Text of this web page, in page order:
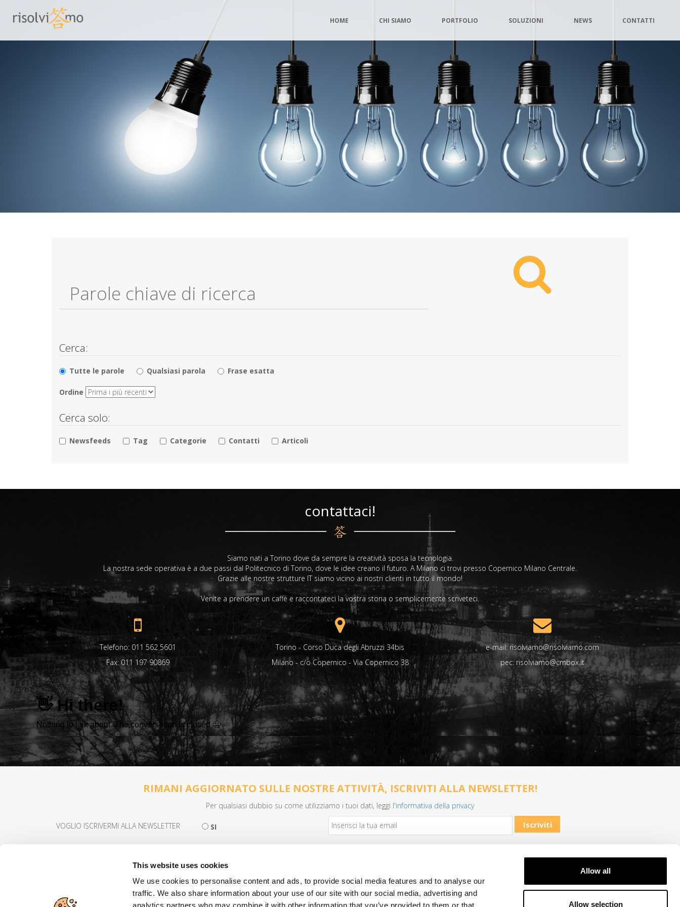
This website uses cookies
We use cookies to personalise content and ads, to provide social media features and to analyse our
traffic. We also share information about your use of our site with our social media, advertising and
Allow all
Allow selection
HOME CHI SIAMO PORTFOLIO SOLUZIONI NEWS CONTATTI
Cerca:
Tutte le parole Qualsiasi parola Frase esatta
Ordine
Cerca solo:
Newsfeeds Tag Categorie Contatti Articoli
contattaci!
Siamo nati a Torino dove da sempre la creatività sposa la tecnologia.
La nostra sede operativa è a due passi dal Politecnico di Torino, dove le idee creano il futuro. A Milano ci trovi presso Copernico Milano Centrale.
Grazie alle nostre strutture IT siamo vicino ai nostri clienti in tutto il mondo!
Venite a prendere un caffè e raccontateci la vostra storia o semplicemente scriveteci.
Telefono: 011 562 5601
Fax: 011 197 90869
Torino - Corso Duca degli Abruzzi 34bis
Milano - c/o Copernico - Via Copernico 38
e-mail: risolviamo@risolviamo.com
pec: risolviamo@cmbox.it
RIMANI AGGIORNATO SULLE NOSTRE ATTIVITÀ, ISCRIVITI ALLA NEWSLETTER!
Per qualsiasi dubbio su come utilizziamo i tuoi dati, leggi l'informativa della privacy
VOGLIO ISCRIVERMI ALLA NEWSLETTER SI
Cerca
Privacy Assistenza remota